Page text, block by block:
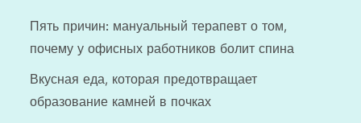
Пять причин: мануальный терапевт о том,
почему у офисных работников болит спина
Вкусная еда, которая предотвращает
образование камней в почках